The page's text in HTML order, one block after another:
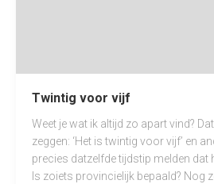
Twintig voor vijf
Weet je wat ik altijd zo apart vind?
zeggen: ‘Het is twintig voor vijf’ en
precies datzelfde tijdstip melden dat
Is zoiets provincielijk bepaald? Nog